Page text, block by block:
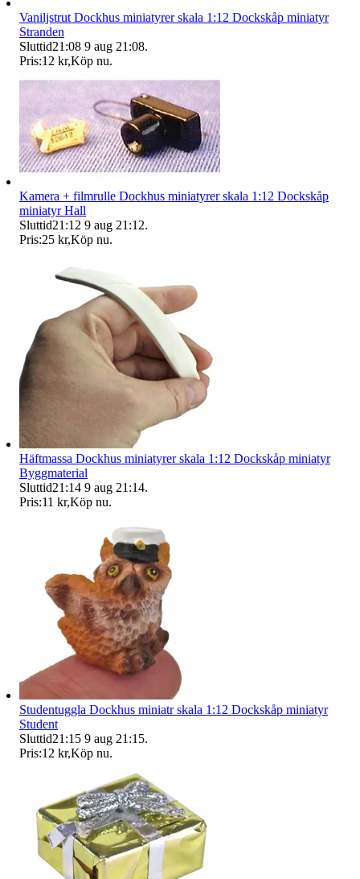
Vaniljstrut Dockhus miniatyrer skala 1:12 Dockskåp miniatyr
Stranden
Sluttid21:08 9 aug 21:08.
Pris:12 kr,Köp nu.
Kamera + filmrulle Dockhus miniatyrer skala 1:12 Dockskåp
miniatyr Hall
Sluttid21:12 9 aug 21:12.
Pris:25 kr,Köp nu.
Häftmassa Dockhus miniatyrer skala 1:12 Dockskåp miniatyr
Byggmaterial
Sluttid21:14 9 aug 21:14.
Pris:11 kr,Köp nu.
Studentuggla Dockhus miniatr skala 1:12 Dockskåp miniatyr
Student
Sluttid21:15 9 aug 21:15.
Pris:12 kr,Köp nu.